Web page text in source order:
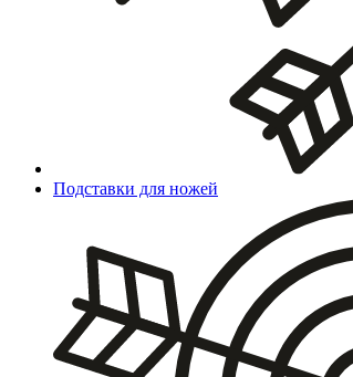
Подставки для ножей